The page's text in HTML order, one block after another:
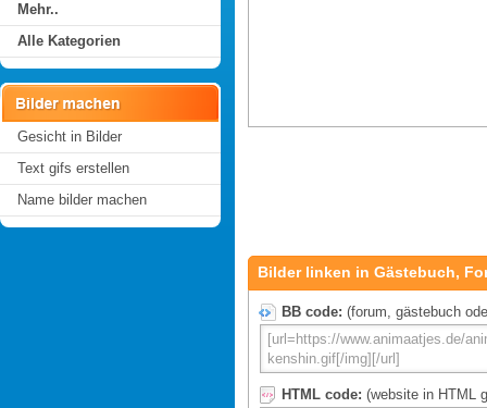
Mehr..
Alle Kategorien
Gesicht in Bilder
Text gifs erstellen
Name bilder machen
Bilder linken in Gästebuch,
BB code: (forum, gästebuch
HTML code: (website in HTML